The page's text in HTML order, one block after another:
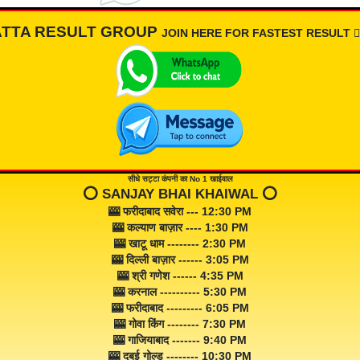
RESULT GROUP JOIN HERE FOR FASTEST RESULT
सीधे सट्टा कंपनी का No 1 खाईवाल
⭕️ SANJAY BHAI KHAIWAL ⭕️
🎰 फरीदाबाद सवेरा --- 12:30 PM
🎰 कल्याण बाज़ार ---- 1:30 PM
🎰 खाटू धाम -------- 2:30 PM
🎰 दिल्ली बाज़ार ------ 3:05 PM
🎰 श्री गणेश ------ 4:35 PM
🎰 करनाल ---------- 5:30 PM
🎰 फरीदाबाद --------- 6:05 PM
🎰 गोवा किंग -------- 7:30 PM
🎰 गाजियाबाद ------- 9:40 PM
🎰 दुबई गोल्ड -------- 10:30 PM